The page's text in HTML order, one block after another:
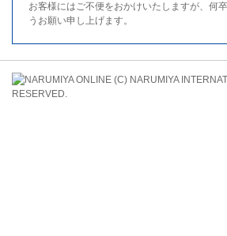
お客様にはご不便をおかけいたしますが、何
うお願い申し上げます。